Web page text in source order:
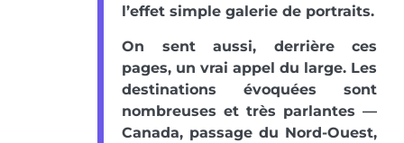
l’effet simple galerie de portraits.
On sent aussi, derrière ces
pages, un vrai appel du large. Les
destinations évoquées sont
nombreuses et très parlantes —
Canada, passage du Nord-Ouest,